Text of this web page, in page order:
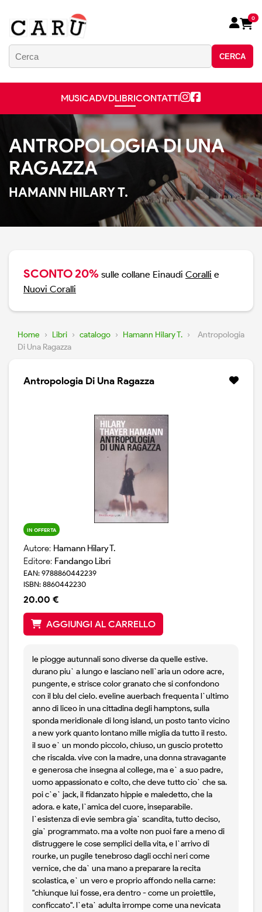
CERCA
0
MUSICADVDLIBRICONTATTI
ANTROPOLOGIA DI UNA
RAGAZZA
HAMANN HILARY T.
SCONTO 20% sulle collane Einaudi Coralli e
Nuovi Coralli
Home › Libri › catalogo › Hamann Hilary T. ›
Antropologia
Di Una Ragazza
Antropologia Di Una Ragazza
IN OFFERTA
Autore: Hamann Hilary T.
Editore: Fandango Libri
EAN: 9788860442239
ISBN: 8860442230
20.00 €
AGGIUNGI AL CARRELLO
le piogge autunnali sono diverse da quelle estive.
durano piu` a lungo e lasciano nell`aria un odore acre,
pungente, e strisce color granato che si confondono
con il blu del cielo. eveline auerbach frequenta l`ultimo
anno di liceo in una cittadina degli hamptons, sulla
sponda meridionale di long island, un posto tanto vicino
a new york quanto lontano mille miglia da tutto il resto.
il suo e` un mondo piccolo, chiuso, un guscio protetto
che riscalda. vive con la madre, una donna stravagante
e generosa che insegna al college, ma e` a suo padre,
uomo appassionato e colto, che deve tutto cio` che sa.
poi c`e` jack, il fidanzato hippie e maledetto, che la
adora. e kate, l`amica del cuore, inseparabile.
l`esistenza di evie sembra gia` scandita, tutto deciso,
gia` programmato. ma a volte non puoi fare a meno di
distruggere le cose semplici della vita, e l`arrivo di
rourke, un pugile tenebroso dagli occhi neri come
vernice, che da` una mano a preparare la recita
scolastica, e` un vero e proprio affondo nella carne:
"chiunque lui fosse, era dentro - come un proiettile,
conficcato". l`eta` adulta irrompe come una nevicata